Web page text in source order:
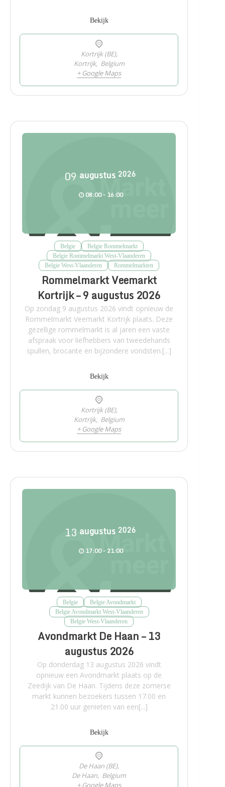
Bekijk
Kortrijk (BE),
Kortrijk, Belgium
+ Google Maps
09 augustus 2026
08:00 - 16:00
Belgie
Belgie Rommelmarkt
Belgie Rommelmarkt West-Vlaanderen
Belgie West-Vlaanderen
Rommelmarkten
Rommelmarkt Veemarkt
Kortrijk – 9 augustus 2026
Op zondag 9 augustus 2026 vindt opnieuw de
Rommelmarkt Veemarkt Kortrijk plaats. Deze
gezellige rommelmarkt is al jaren een vaste
afspraak voor liefhebbers van tweedehands
spullen, brocante en bijzondere vondsten.[...]
Bekijk
Kortrijk (BE),
Kortrijk, Belgium
+ Google Maps
13 augustus 2026
17:00 - 21:00
Belgie
Belgie Avondmarkt
Belgie Avondmarkt West-Vlaanderen
Belgie West-Vlaanderen
Avondmarkt De Haan – 13
augustus 2026
Op donderdag 13 augustus 2026 vindt
opnieuw een Avondmarkt plaats op de
Zeedijk van De Haan. Tijdens deze zomerse
markt kunnen bezoekers tussen 17.00 en
21.00 uur genieten van een[...]
Bekijk
De Haan (BE),
De Haan, Belgium
+ Google Maps